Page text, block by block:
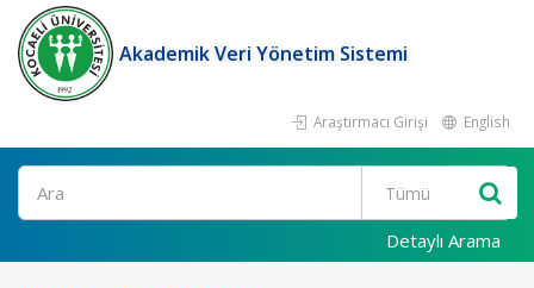
Akademik Veri Yönetim Sistemi
Araştırmacı Girişi English
Ara
Detaylı Arama